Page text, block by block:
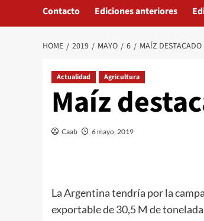
Contacto Ediciones anteriores
HOME 2019 MAYO 6 MAÍZ DESTACADO
Actualidad Agricultura
Maíz
Caab 6 mayo, 2019
La Argentina tendría por la
exportable de 30,5 M de